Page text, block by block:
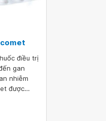
điều trị
gan
nhiễm
được